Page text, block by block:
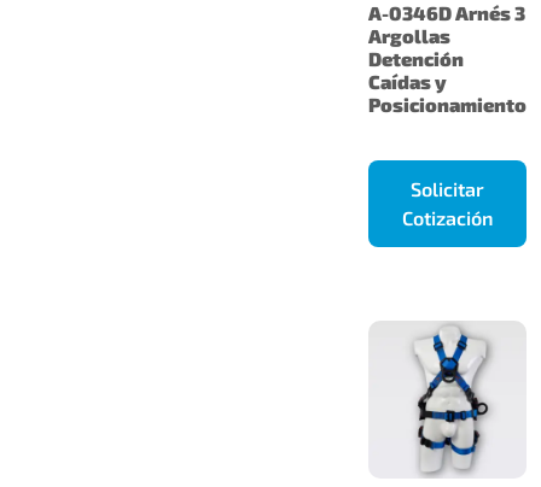
A-0346D Arnés 3
Argollas
Detención
Caídas y
Posicionamiento
Solicitar
Cotización